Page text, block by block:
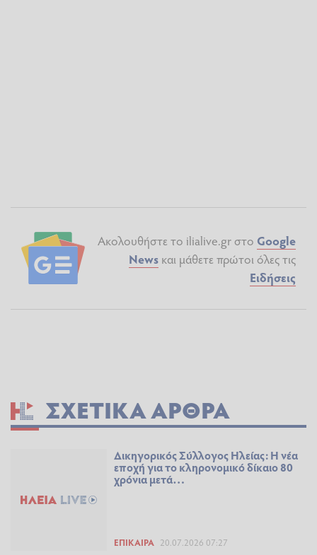
Ακολουθήστε το ilialive.gr στο Google
News και μάθετε πρώτοι όλες τις
Ειδήσεις
ΣΧΕΤΙΚΆ ΆΡΘΡΑ
Δικηγορικός Σύλλογος Ηλείας: Η νέα
εποχή για το κληρονομικό δίκαιο 80
χρόνια μετά…
ΕΠΊΚΑΙΡΑ 20.07.2026 07:27